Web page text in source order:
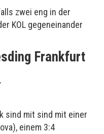
zwei eng in der
KOL gegeneinander
Frankfurt
sind mit sind mit einer
einem 3:4